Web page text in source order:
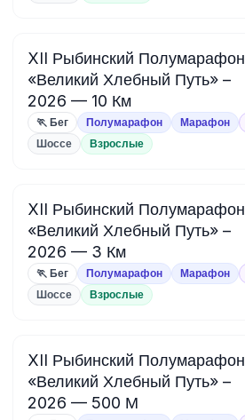
XII Рыбинский Полумарафон
«Великий Хлебный Путь» –
2026 — 10 Км
🏃 Бег Полумарафон Марафон
Шоссе Взрослые
XII Рыбинский Полумарафон
«Великий Хлебный Путь» –
2026 — 3 Км
🏃 Бег Полумарафон Марафон
Шоссе Взрослые
XII Рыбинский Полумарафон
«Великий Хлебный Путь» –
2026 — 500 М